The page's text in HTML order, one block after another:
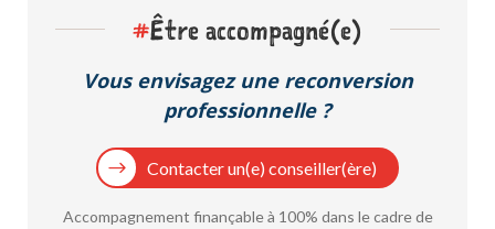
#Être accompagné(e)
Vous envisagez une reconversion
professionnelle ?
Contacter un(e) conseiller(ère)
Accompagnement finançable à 100% dans le cadre de